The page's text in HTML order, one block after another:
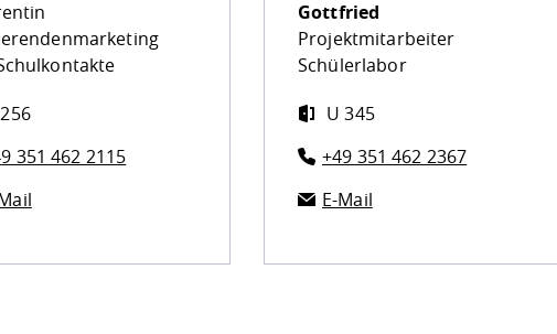
351 462 2115
Gottfried
Projektmitarbeiter
Schülerlabor
U 345
+49 351 462 2367
E-Mail